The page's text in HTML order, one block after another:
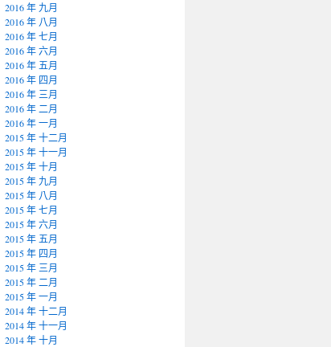
2016 年 九月
2016 年 八月
2016 年 七月
2016 年 六月
2016 年 五月
2016 年 四月
2016 年 三月
2016 年 二月
2016 年 一月
2015 年 十二月
2015 年 十一月
2015 年 十月
2015 年 九月
2015 年 八月
2015 年 七月
2015 年 六月
2015 年 五月
2015 年 四月
2015 年 三月
2015 年 二月
2015 年 一月
2014 年 十二月
2014 年 十一月
2014 年 十月